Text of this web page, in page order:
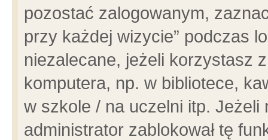
pozostać zalogowanym,
przy każdej wizycie” podczas
niezalecane, jeżeli korzystasz
komputera, np. w bibliotece,
w szkole / na uczelni itp.
administrator zablokował tę